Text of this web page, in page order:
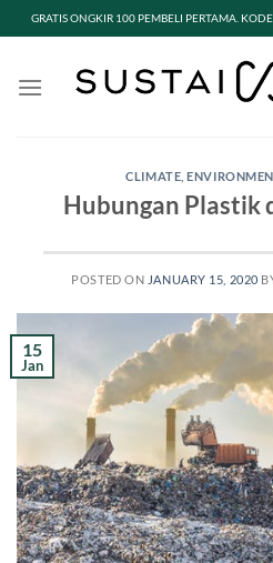
GRATIS ONGKIR 100 PEMBELI PERTAMA.
CLIMATE ,
Hubungan Plastik
POSTED ON JANUARY 15, 2020
15
Jan